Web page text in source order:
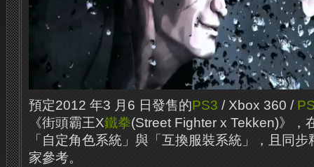
預定2012 年3 月6 日發售的PS3 / Xbox 360 /
《街頭霸王X鐵拳(Street Fighter x Tekken)》，
「自定角色系統」與「互換服裝系統」，且同
家參考。